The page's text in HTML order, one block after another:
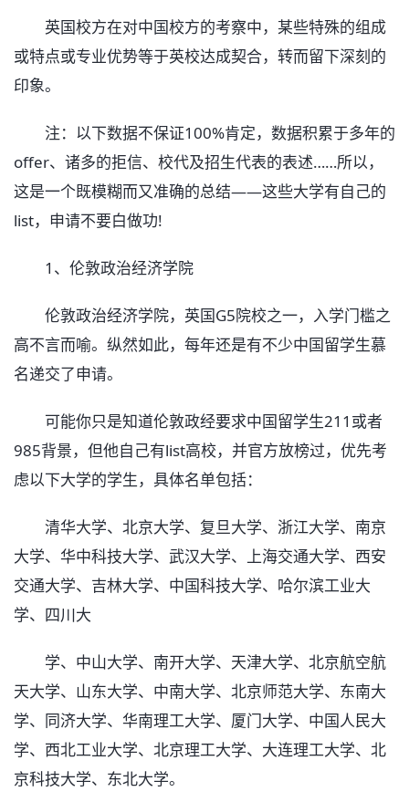
英国校方在对中国校方的考察中，某些特殊的组成
或特点或专业优势等于英校达成契合，转而留下深刻的
印象。
注：以下数据不保证100%肯定，数据积累于多年的
offer、诸多的拒信、校代及招生代表的表述……所以，
这是一个既模糊而又准确的总结——这些大学有自己的
list，申请不要白做功!
1、伦敦政治经济学院
伦敦政治经济学院，英国G5院校之一，入学门槛之
高不言而喻。纵然如此，每年还是有不少中国留学生慕
名递交了申请。
可能你只是知道伦敦政经要求中国留学生211或者
985背景，但他自己有list高校，并官方放榜过，优先考
虑以下大学的学生，具体名单包括：
清华大学、北京大学、复旦大学、浙江大学、南京
大学、华中科技大学、武汉大学、上海交通大学、西安
交通大学、吉林大学、中国科技大学、哈尔滨工业大
学、四川大
学、中山大学、南开大学、天津大学、北京航空航
天大学、山东大学、中南大学、北京师范大学、东南大
学、同济大学、华南理工大学、厦门大学、中国人民大
学、西北工业大学、北京理工大学、大连理工大学、北
京科技大学、东北大学。